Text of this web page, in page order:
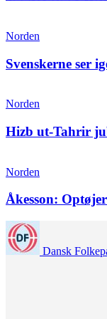
Norden
Svenskerne ser
Norden
Hizb ut-Tahrir
Norden
Åkesson:
Dansk